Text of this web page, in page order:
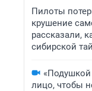
Пилоты
крушение
рассказали,
сибирской
лицо, чтобы